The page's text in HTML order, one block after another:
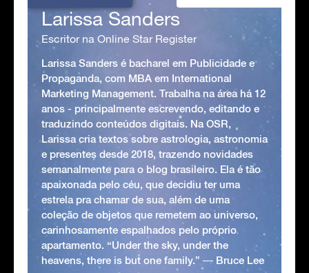
Larissa Sanders
Escritor na Online Star Register
Larissa Sanders é bacharel em Publicidade e
Propaganda, com MBA em International
Marketing Management. Trabalha na área há 12
anos - principalmente escrevendo, editando e
traduzindo conteúdos digitais. Na OSR,
Larissa cria textos sobre astrologia, astronomia
e presentes desde 2018, trazendo novidades
semanalmente para o blog brasileiro. Ela é tão
apaixonada pelo céu, que decidiu ter uma
estrela pra chamar de sua, além de uma
coleção de objetos que remetem ao universo,
carinhosamente espalhados pelo próprio
apartamento. “Under the sky, under the
heavens, there is but one family.” ― Bruce Lee